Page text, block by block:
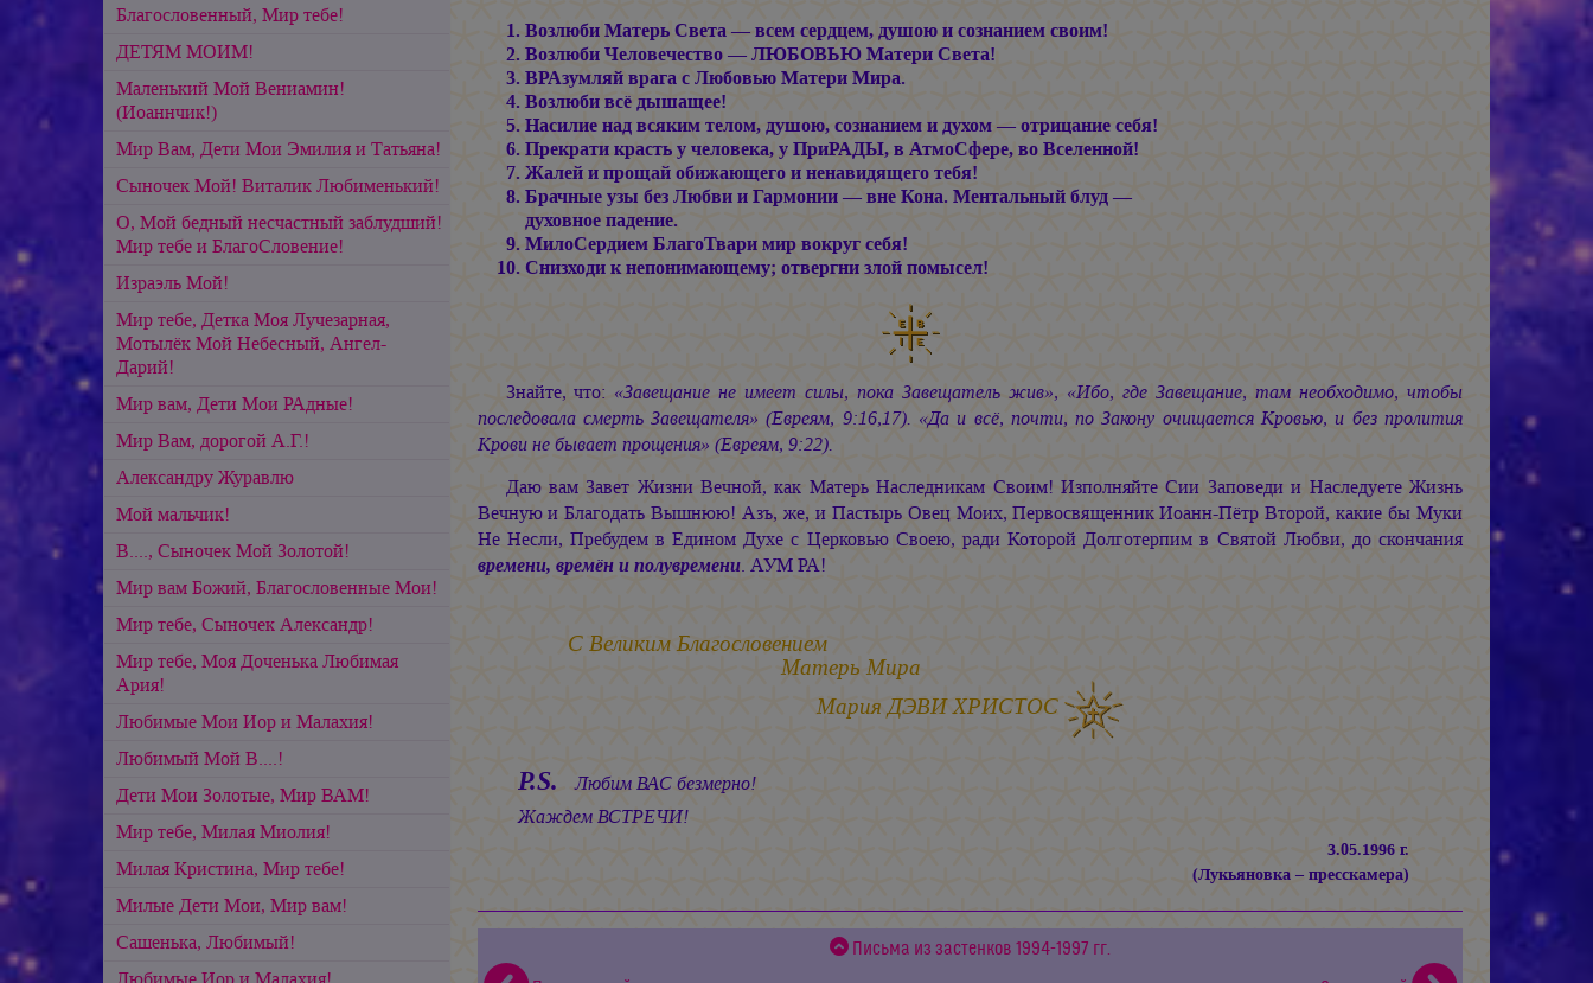
Благословенный, Мир тебе!
ДЕТЯМ МОИМ!
Маленький Мой Вениамин!
(Иоаннчик!)
Мир Вам, Дети Мои Эмилия и Татьяна!
Сыночек Мой! Виталик Любименький!
О, Мой бедный несчастный заблудший!
Мир тебе и БлагоСловение!
Израэль Мой!
Мир тебе, Детка Моя Лучезарная,
Мотылёк Мой Небесный, Ангел-
Дарий!
Мир вам, Дети Мои РАдные!
Мир Вам, дорогой А.Г.!
Александру Журавлю
Мой мальчик!
В...., Сыночек Мой Золотой!
Мир вам Божий, Благословенные Мои!
Мир тебе, Сыночек Александр!
Мир тебе, Моя Доченька Любимая
Ария!
Любимые Мои Иор и Малахия!
Любимый Мой В....!
Дети Мои Золотые, Мир ВАМ!
Мир тебе, Милая Миолия!
Милая Кристина, Мир тебе!
Милые Дети Мои, Мир вам!
Сашенька, Любимый!
Возлюби Матерь Света — всем сердцем, душою и сознанием своим!
Возлюби Человечество — ЛЮБОВЬЮ Матери Света!
ВРАзумляй врага с Любовью Матери Мира.
Возлюби всё дышащее!
Насилие над всяким телом, душою, сознанием и духом — отрицание себя!
Прекрати красть у человека, у ПриРАДЫ, в АтмоСфере, во Вселенной!
Жалей и прощай обижающего и ненавидящего тебя!
Брачные узы без Любви и Гармонии — вне Кона. Ментальный блуд —
духовное падение.
МилоСердием БлагоТвари мир вокруг себя!
Снизходи к непонимающему; отвергни злой помысел!
Знайте, что: «Завещание не имеет силы, пока Завещатель жив», «Ибо, где Завещание, там необходимо, чтобы
последовала смерть Завещателя» (Евреям, 9:16,17). «Да и всё, почти, по Закону очищается Кровью, и без пролития
Крови не бывает прощения» (Евреям, 9:22).
Даю вам Завет Жизни Вечной, как Матерь Наследникам Своим! Изполняйте Сии Заповеди и Наследуете Жизнь
Вечную и Благодать Вышнюю! Азъ, же, и Пастырь Овец Моих, Первосвященник Иоанн-Пётр Второй, какие бы Муки
Не Несли, Пребудем в Едином Духе с Церковью Своею, ради Которой Долготерпим в Святой Любви, до скончания
времени, времён и полувремени. АУМ РА!
С Великим Благословением
Матерь Мира
Мария ДЭВИ ХРИСТОС
P.S.
Любим ВАС безмерно!
Жаждем ВСТРЕЧИ!
3.05.1996 г.
(Лукьяновка – пресскамера)
Письма из застенков 1994-1997 гг.